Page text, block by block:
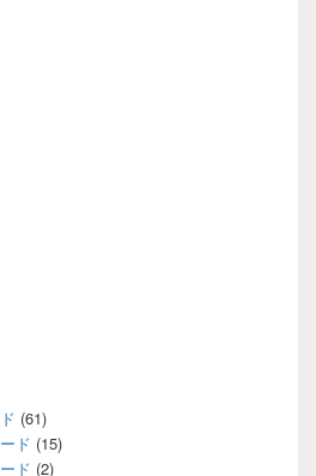
(61)
ド (15)
ド (2)